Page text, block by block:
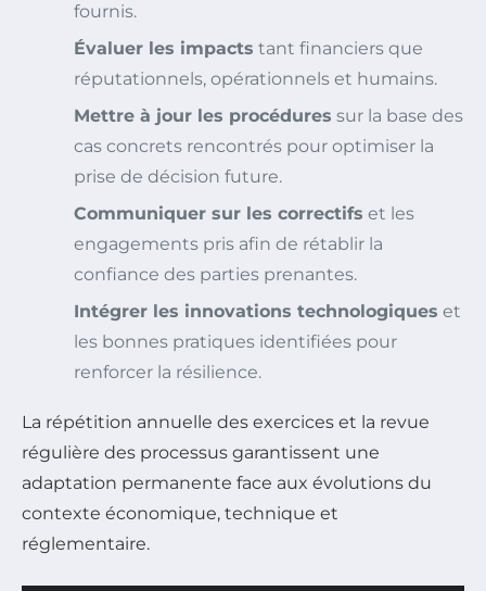
fournis.
Évaluer les impacts tant financiers que
réputationnels, opérationnels et humains.
Mettre à jour les procédures sur la base des
cas concrets rencontrés pour optimiser la
prise de décision future.
Communiquer sur les correctifs et les
engagements pris afin de rétablir la
confiance des parties prenantes.
Intégrer les innovations technologiques et
les bonnes pratiques identifiées pour
renforcer la résilience.
La répétition annuelle des exercices et la revue
régulière des processus garantissent une
adaptation permanente face aux évolutions du
contexte économique, technique et
réglementaire.